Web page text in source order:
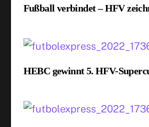
Fußball verbindet – HFV
HEBC gewinnt 5. HFV-